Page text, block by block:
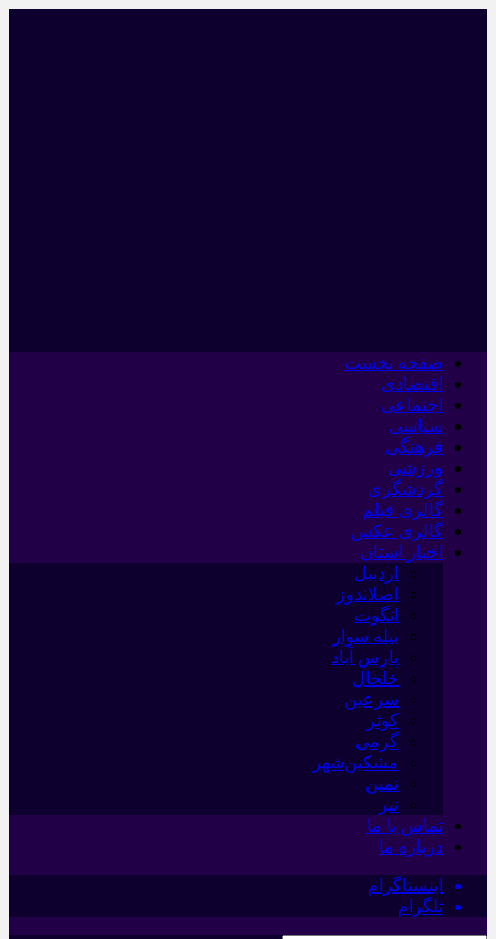
صفحه نخست
اقتصادی
اجتماعی
سیاسی
فرهنگی
ورزشی
گردشگری
گالری فیلم
گالری عکس
اخبار استان
اردبیل
اصلاندوز
انگوت
بیله سوار
پارس آباد
خلخال
سرعین
کوثر
گرمی
مشکین‌شهر
نمین
نیر
تماس با ما
درباره ما
اینستاگرام
تلگرام